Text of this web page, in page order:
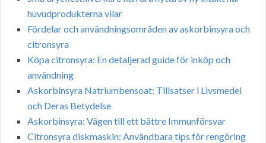
huvudprodukterna vilar
Fördelar och användningsområden av askorbinsyra och
citronsyra
Köpa citronsyra: En detaljerad guide för inköp och
användning
Askorbinsyra Natriumbensoat: Tillsatser i Livsmedel
och Deras Betydelse
Askorbinsyra: Vägen till ett bättre Immunförsvar
Citronsyra diskmaskin: Användbara tips för rengöring